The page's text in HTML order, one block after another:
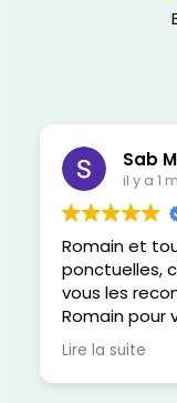
Sab
il y a 1
Romain et
ponctuelles,
vous les
Romain pour
super gars,
responsable
Félicitations
Lire la suite